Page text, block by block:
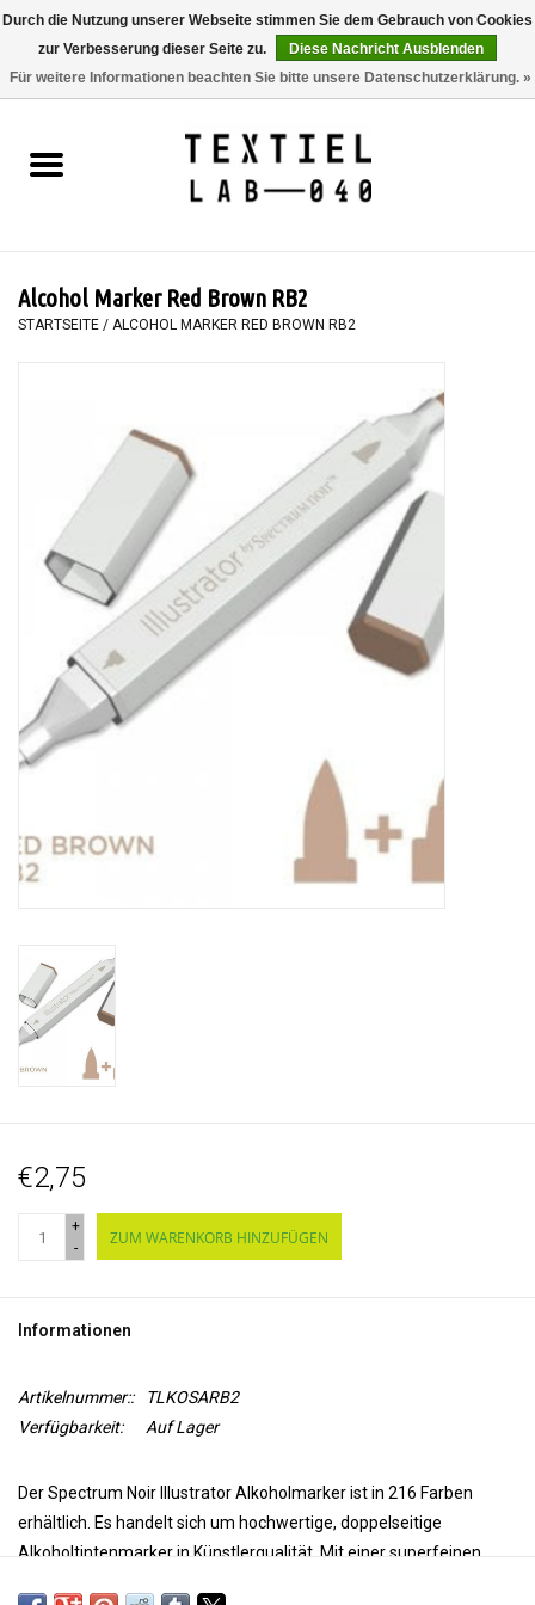
0 Artikel - €0,00
BÜCHER
MALEN
WORKSHOPS
SPECIALS
WERKZEUGE
Alcohol Marker Red Brown RB2
STARTSEITE / ALCOHOL MARKER RED BROWN RB2
€2,75
+
-
ZUM WARENKORB HINZUFÜGEN
Informationen
Artikelnummer::
TLKOSARB2
Verfügbarkeit:
Auf Lager
Der Spectrum Noir Illustrator Alkoholmarker ist in 216 Farben
erhältlich. Es handelt sich um hochwertige, doppelseitige
Alkoholtintenmarker in Künstlerqualität. Mit einer superfeinen
Durch die Nutzung unserer Webseite stimmen Sie dem Gebrauch von Cookies
zur Verbesserung dieser Seite zu.
Diese Nachricht Ausblenden
Für weitere Informationen beachten Sie bitte unsere Datenschutzerklärung. »